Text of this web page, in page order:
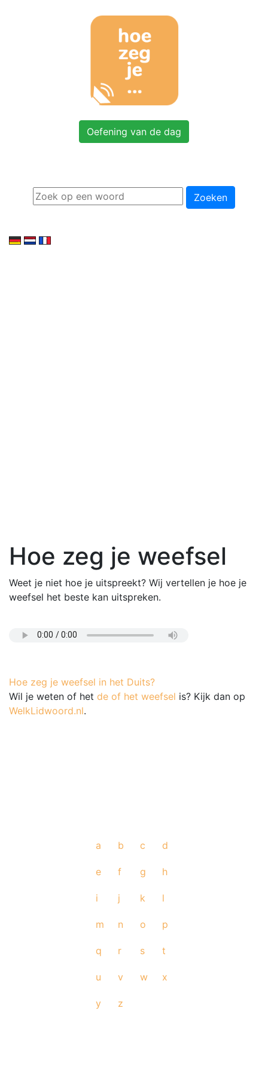
Oefening van de dag
Zoeken
Hoe zeg je weefsel
Weet je niet hoe je uitspreekt? Wij vertellen je hoe je
weefsel het beste kan uitspreken.
Hoe zeg je weefsel in het Duits?
Wil je weten of het de of het weefsel is? Kijk dan op
WelkLidwoord.nl.
a b c d
e f g h
i j k l
m n o p
q r s t
u v w x
y z